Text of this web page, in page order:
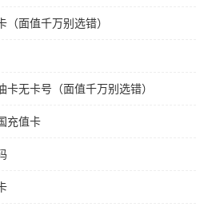
面值千万别选错）
无卡号（面值千万别选错）
充值卡